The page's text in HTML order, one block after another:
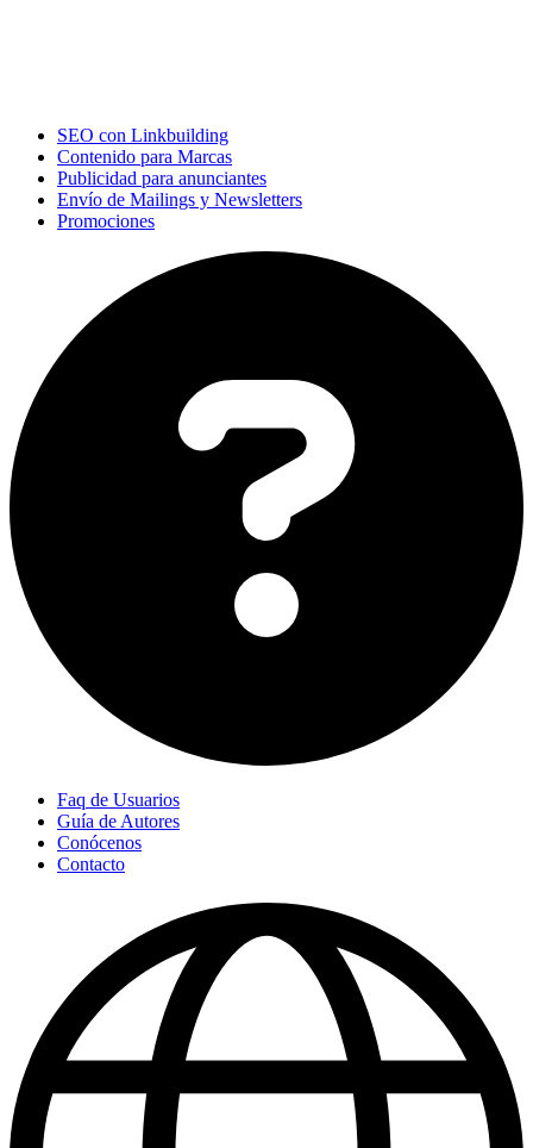
SEO con Linkbuilding
Contenido para Marcas
Publicidad para anunciantes
Envío de Mailings y Newsletters
Promociones
Faq de Usuarios
Guía de Autores
Conócenos
Contacto